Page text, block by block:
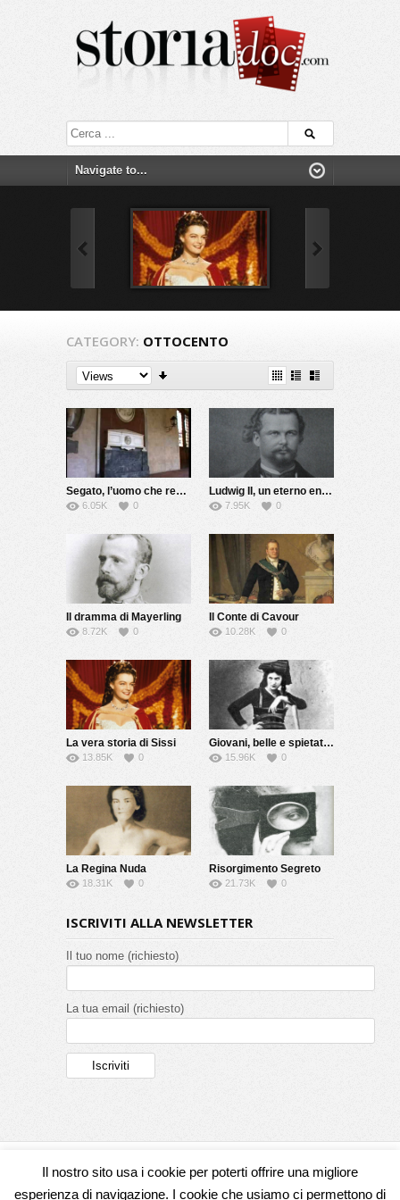
CATEGORY: OTTOCENTO
Segato, l’uomo che rese immortale la morte
6.05K 0
Ludwig II, un eterno enigma
7.95K 0
Il dramma di Mayerling
8.72K 0
Il Conte di Cavour
10.28K 0
La vera storia di Sissi
13.85K 0
Giovani, belle e spietate: le Brigantesse
15.96K 0
La Regina Nuda
18.31K 0
Risorgimento Segreto
21.73K 0
ISCRIVITI ALLA NEWSLETTER
Il tuo nome (richiesto)
La tua email (richiesto)
Seguici su
Il nostro sito usa i cookie per poterti offrire una migliore
esperienza di navigazione. I cookie che usiamo ci permettono di